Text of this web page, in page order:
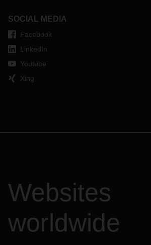
SOCIAL MEDIA
Facebook
LinkedIn
Youtube
Xing
Websites
worldwide